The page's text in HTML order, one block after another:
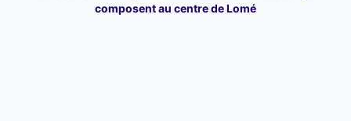
composent au centre de Lomé